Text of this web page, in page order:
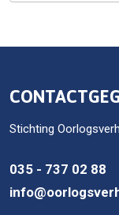
Stichting
035 - 737 02 88